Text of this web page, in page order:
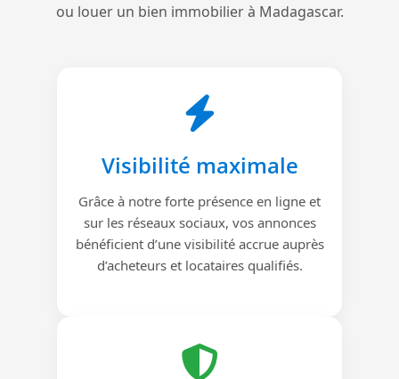
ou louer un bien immobilier à Madagascar.
Visibilité maximale
Grâce à notre forte présence en ligne et
sur les réseaux sociaux, vos annonces
bénéficient d’une visibilité accrue auprès
d’acheteurs et locataires qualifiés.